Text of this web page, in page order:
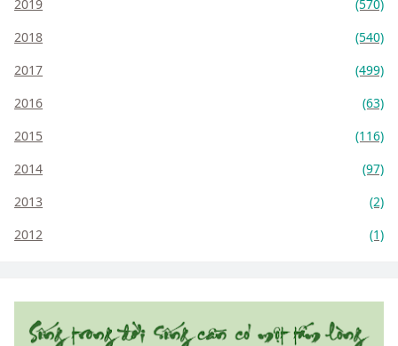
2019
(570)
2018
(540)
2017
(499)
2016
(63)
2015
(116)
2014
(97)
2013
(2)
2012
(1)